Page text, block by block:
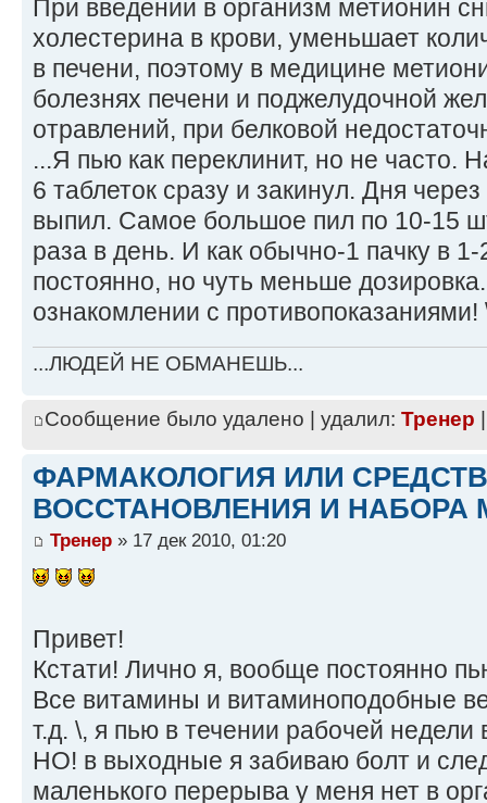
При введении в организм метионин
холестерина в крови, уменьшает
в печени, поэтому в медицине
болезнях печени и поджелудочной
отравлений, при белковой
...Я пью как переклинит, но не часто.
6 таблеток сразу и закинул. Дня
выпил. Самое большое пил по 10-15
раза в день. И как обычно-1 пачку в
постоянно, но чуть меньше
ознакомлении с противопоказаниями!
...ЛЮДЕЙ НЕ ОБМАНЕШЬ...
Сообщение было удалено | удалил: Тренер
ФАРМАКОЛОГИЯ ИЛИ
ВОССТАНОВЛЕНИЯ И НАБОРА
Тренер » 17 дек 2010, 01:20
Привет!
Кстати! Лично я, вообще постоянно
Все витамины и витаминоподобные
т.д. \, я пью в течении рабочей
НО! в выходные я забиваю болт и
маленького перерыва у меня нет в